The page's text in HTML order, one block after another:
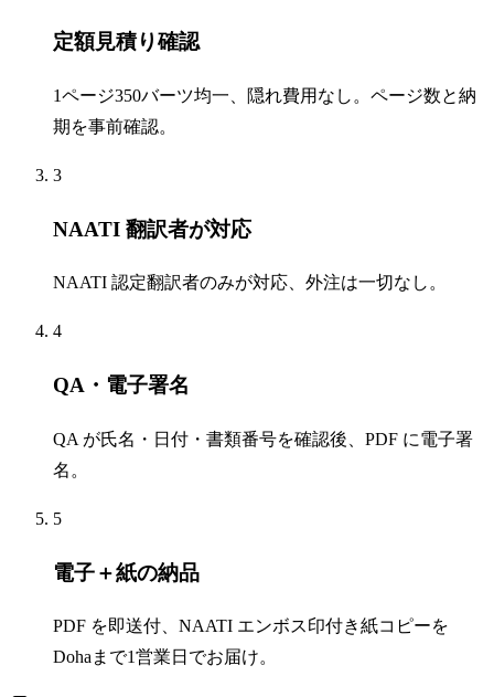
定額見積り確認
1ページ350バーツ均一、隠れ費用なし。ページ数と納
期を事前確認。
3
NAATI 翻訳者が対応
NAATI 認定翻訳者のみが対応、外注は一切なし。
4
QA・電子署名
QA が氏名・日付・書類番号を確認後、PDF に電子署
名。
5
電子＋紙の納品
PDF を即送付、NAATI エンボス印付き紙コピーを
Dohaまで1営業日でお届け。